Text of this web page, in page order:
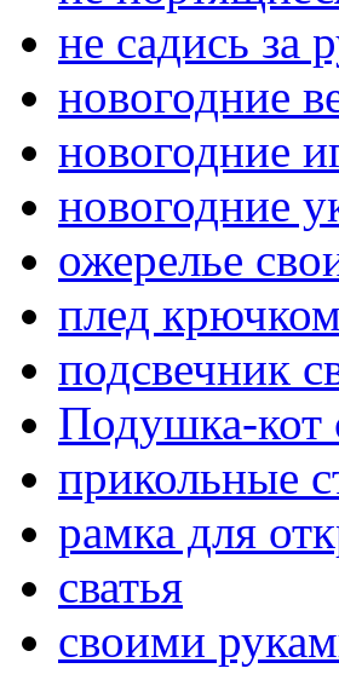
не садись за
новогодние
новогодние
новогодние
ожерелье
плед крючком
подсвечник
Подушка-кот
прикольные
рамка для
сватья
своими